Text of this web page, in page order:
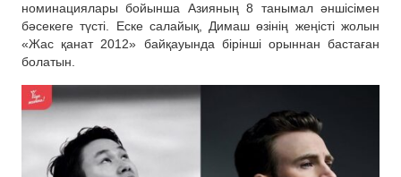
номинациялары бойынша Азияның 8 танымал әншісімен
бәсекеге түсті. Еске салайық, Димаш өзінің жеңісті жолын
«Жас қанат 2012» байқауында бірінші орыннан бастаған
болатын.